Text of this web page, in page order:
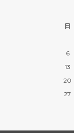
日
6
13
20
27